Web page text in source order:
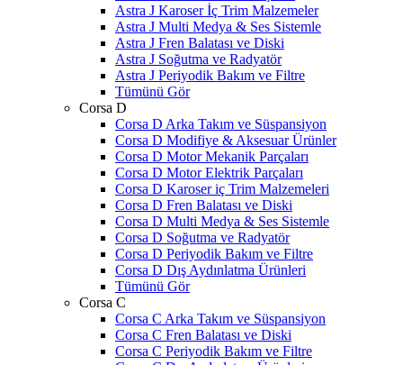
Astra J Karoser İç Trim Malzemeler
Astra J Multi Medya & Ses Sistemle
Astra J Fren Balatası ve Diski
Astra J Soğutma ve Radyatör
Astra J Periyodik Bakım ve Filtre
Tümünü Gör
Corsa D
Corsa D Arka Takım ve Süspansiyon
Corsa D Modifiye & Aksesuar Ürünler
Corsa D Motor Mekanik Parçaları
Corsa D Motor Elektrik Parçaları
Corsa D Karoser iç Trim Malzemeleri
Corsa D Fren Balatası ve Diski
Corsa D Multi Medya & Ses Sistemle
Corsa D Soğutma ve Radyatör
Corsa D Periyodik Bakım ve Filtre
Corsa D Dış Aydınlatma Ürünleri
Tümünü Gör
Corsa C
Corsa C Arka Takım ve Süspansiyon
Corsa C Fren Balatası ve Diski
Corsa C Periyodik Bakım ve Filtre